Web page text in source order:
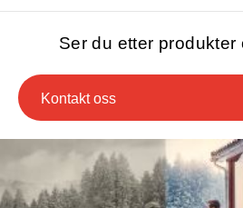
Ser du etter produkter
Kontakt oss